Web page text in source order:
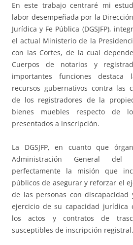
En este trabajo centraré mi
labor desempeñada por la
Jurídica y Fe Pública (DGSJFP),
el actual Ministerio de la
con las Cortes, de la cual
Cuerpos de notarios y
importantes funciones
recursos gubernativos contra las
de los registradores de la
bienes muebles respecto de
presentados a inscripción.
La DGSJFP, en cuanto que
Administración General del
perfectamente la misión que
públicos de asegurar y reforzar el
de las personas con
ejercicio de su capacidad jurídica
los actos y contratos de
susceptibles de inscripción registral.